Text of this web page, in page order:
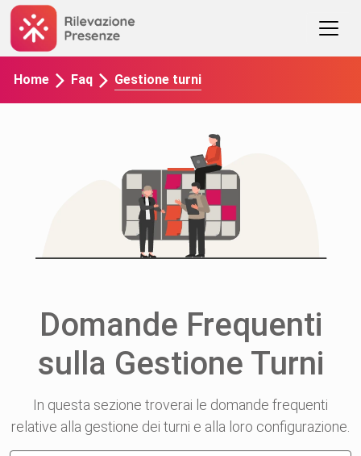
Home Faq Gestione turni
Domande Frequenti
sulla Gestione Turni
In questa sezione troverai le domande frequenti
relative alla gestione dei turni e alla loro configurazione.